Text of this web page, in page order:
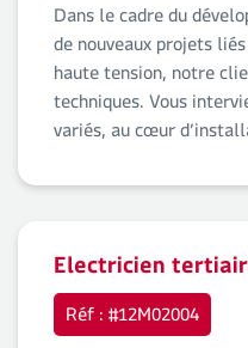
Dans le cadre du
de nouveaux projets
haute tension, notre
techniques. Vous
variés, au cœur
Electricien
Réf : #12M02004